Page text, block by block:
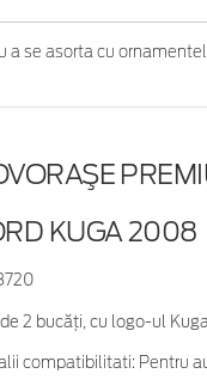
se asorta cu
KUGA 2008
2 bucăţi, cu logo-ul Kuga
compatibilitati: Pentru